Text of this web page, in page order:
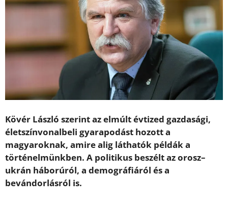
Kövér László szerint az elmúlt évtized gazdasági,
életszínvonalbeli gyarapodást hozott a
magyaroknak, amire alig láthatók példák a
történelmünkben. A politikus beszélt az orosz–
ukrán háborúról, a demográfiáról és a
bevándorlásról is.